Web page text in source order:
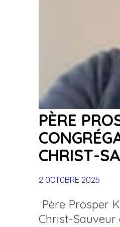
PÈRE
CHRIST-
2 OCTOBRE 2025
Père Prosper
Christ-Sauveur